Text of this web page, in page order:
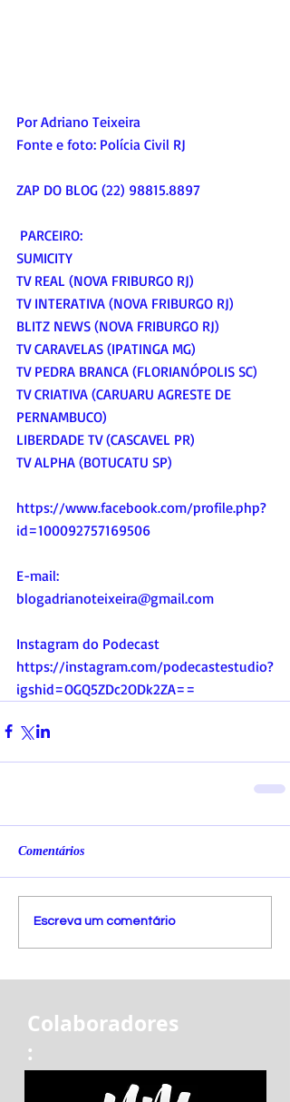
Por Adriano Teixeira
Fonte e foto: Polícia Civil RJ
ZAP DO BLOG (22) 98815.8897
PARCEIRO:
SUMICITY
TV REAL (NOVA FRIBURGO RJ)
TV INTERATIVA (NOVA FRIBURGO RJ)
BLITZ NEWS (NOVA FRIBURGO RJ)
TV CARAVELAS (IPATINGA MG)
TV PEDRA BRANCA (FLORIANÓPOLIS SC)
TV CRIATIVA (CARUARU AGRESTE DE
PERNAMBUCO)
LIBERDADE TV (CASCAVEL PR)
TV ALPHA (BOTUCATU SP)
https://www.facebook.com/profile.php?
id=100092757169506
E-mail:
blogadrianoteixeira@gmail.com
Instagram do Podecast
https://instagram.com/podecastestudio?
igshid=OGQ5ZDc2ODk2ZA==
Comentários
Escreva um comentário
Colaboradores
: